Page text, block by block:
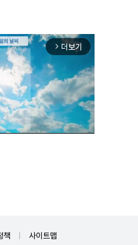
arrow_forward_ios 더보기
책 사이트맵